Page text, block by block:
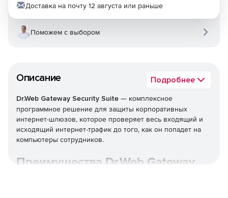
Описание Подробнее
Dr.Web Gateway Security Suite — комплексное
программное решение для защиты корпоративных
интернет-шлюзов, которое проверяет весь входящий и
исходящий интернет-трафик до того, как он попадет на
компьютеры сотрудников.
Преимущества Dr.Web Gateway
Доставка на почту 12 августа или раньше
Поможем с выбором